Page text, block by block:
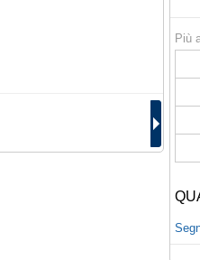
Più